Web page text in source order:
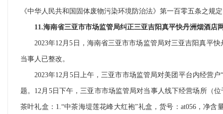
《中华人民共和国固体废物污染环境防治法》第一百零五条之
11.海南省三亚市市场监管局纠正三亚吉阳真平快丹洲烟酒店
2023年12月5日，海南省三亚市市场监管局对三亚吉阳真平
当事人已整改。
2023年12月5日上午，三亚市市场监管局对美团平台内经营
题。12月5日下午，三亚市市场监管局对当事人线下经营场所（
茶叶礼盒：1.“中茶海堤莲花峰大红袍”礼盒，货号：at056，净含